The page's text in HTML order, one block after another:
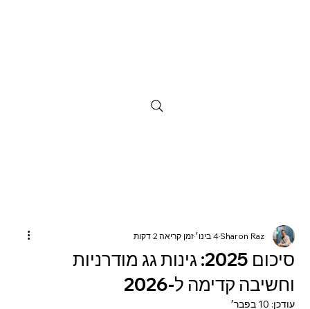
סיכום 2025: גינות גג מודרניות
וחשיבה קדימה ל-2026
Sharon Raz4 בינו׳ זמן קריאה 2 דקות
עודכן: 10 בפבר׳